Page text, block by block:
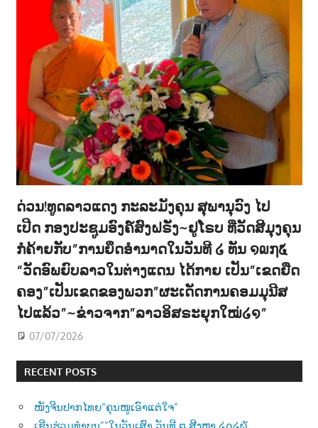
ດ່ວນ!ທູດລາວແດງ ກະລະມັງຄຸນ ສຸພານຸວົງ ໄປ
ເປີດ ກອງປະຊູມອົງຄ໌ສົງຝຣັ່ງ~ຢູໂຣບ ທີ່ວັດສີມຸງຄຸນ
ກໍຄ້າຍກັບ”ການຍຶດອຳນາດໃນວັນທີ ໒ ທັນ ໑໙໗໕
“ວັດອົພຍົບລາວໃນຕ່າງແດນ ໄດ້ກາຍ ເປັນ”ເຂດຍືດ
ຄອງ”ເປັນເຂດຂອງພວກ”ຜະເດັດການຄອມມຸນີສ
ໄປແລ້ວ”~ຂ່າວຈາກ”ລາວອິສຣະຍຸກໃໝ່໒໑”
07/07/2026
RECENT POSTS
ໜັງຈີນປາກໄທຍ”ຄຸນໜູເອົາແຕ່ໃຈ”